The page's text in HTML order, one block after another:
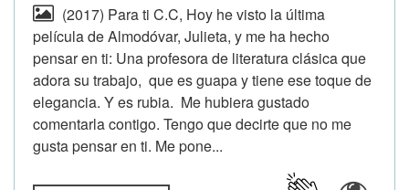
(2017) Para ti C.C, Hoy he visto la última
película de Almodóvar, Julieta, y me ha hecho
pensar en ti: Una profesora de literatura clásica que
adora su trabajo, que es guapa y tiene ese toque de
elegancia. Y es rubia. Me hubiera gustado
comentarla contigo. Tengo que decirte que no me
gusta pensar en ti. Me pone...